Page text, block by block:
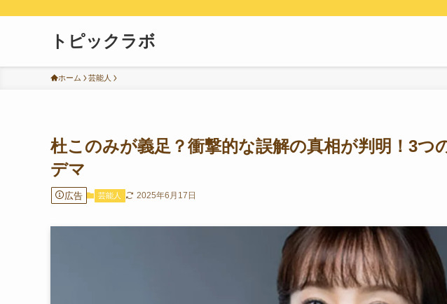
トピックラボ
ホーム 芸能人
杜このみが義足？衝撃的な誤解の真相が判明！3つ
デマ
広告 芸能人 2025年6月17日